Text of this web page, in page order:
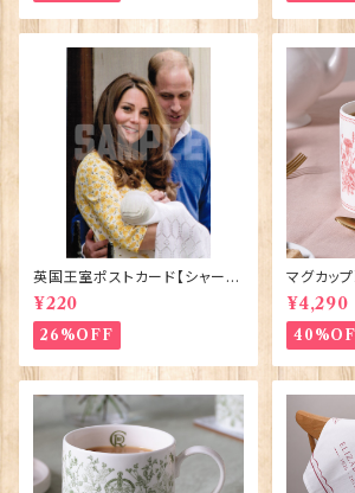
英国王室ポストカード【シャーロ
ット王女2】Pageantry Postca
rd 90183-JEF202
¥220
26%OFF
マグカッ
bethⅡ
ctoria
¥4,290